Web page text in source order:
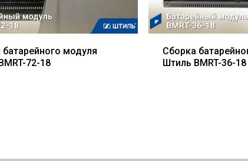
батарейного модуля
72-18
Сборка
Штиль BMRT-36-18